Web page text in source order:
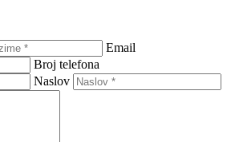
Email
Broj telefona
Naslov